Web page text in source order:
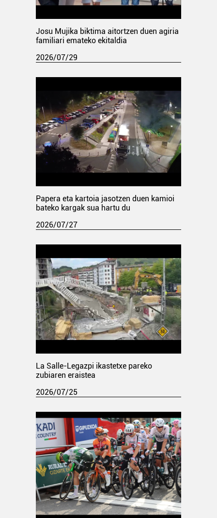
Josu Mujika biktima aitortzen duen agiria
familiari emateko ekitaldia
2026/07/29
Papera eta kartoia jasotzen duen kamioi
bateko kargak sua hartu du
2026/07/27
La Salle-Legazpi ikastetxe pareko
zubiaren eraistea
2026/07/25